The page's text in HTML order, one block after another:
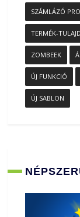
SZÁMLÁZÓ
TERMÉK-
ZOMBEEK
ÚJ FUNKCIÓ
ÚJ SABLON